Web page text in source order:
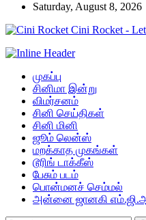
Saturday, August 8, 2026
Cini Rocket -
முகப்பு
சினிமா இன்று
விமர்சனம்
சினி செய்திகள்
சினி மினி
ஜூம் லென்ஸ்
மறக்காத முகங்கள்
டூரிங் டாக்கீஸ்
பேசும் படம்
பொன்மனச் செம்மல்
அன்னை ஜானகி